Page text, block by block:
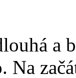
a
Na